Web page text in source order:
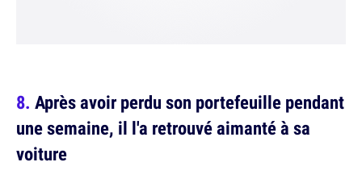
Après avoir perdu son portefeuille pendant
une semaine, il l'a retrouvé aimanté à sa
voiture